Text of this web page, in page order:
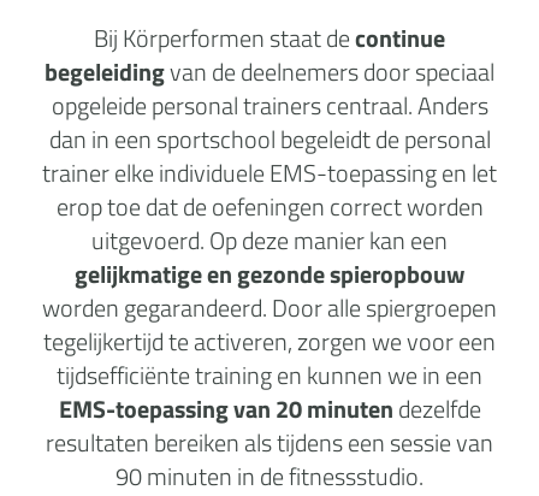
Bij Körperformen staat decontinue
begeleidingvan de deelnemers door speciaal
opgeleide personal trainers centraal. Anders
dan in een sportschool begeleidt de personal
trainer elke individuele EMS-toepassing en let
erop toe dat de oefeningen correct worden
uitgevoerd. Op deze manier kan een
gelijkmatige en gezonde spieropbouw
worden gegarandeerd. Door alle spiergroepen
tegelijkertijd te activeren, zorgen we voor een
tijdsefficiënte training en kunnen we in een
EMS-toepassing van 20 minutendezelfde
resultaten bereiken als tijdens een sessie van
90 minuten in de fitnessstudio.